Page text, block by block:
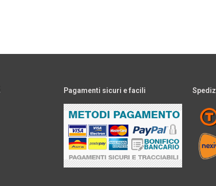
Pagamenti sicuri e facili